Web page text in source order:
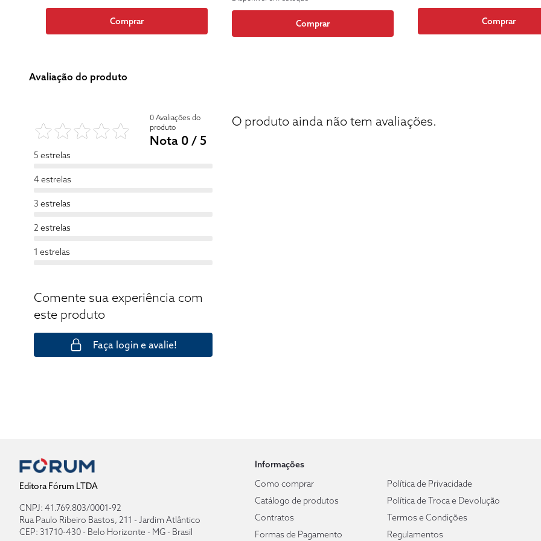
Comprar Comprar Comprar
Avaliação do produto
0 Avaliações do
produto
Nota 0 / 5
5 estrelas
4 estrelas
3 estrelas
2 estrelas
1 estrelas
Comente sua experiência com
este produto
Faça login e avalie!
O produto ainda não tem avaliações.
Editora Fórum LTDA
CNPJ: 41.769.803/0001-92
Rua Paulo Ribeiro Bastos, 211 - Jardim Atlântico
CEP: 31710-430 - Belo Horizonte - MG - Brasil
Informações
Como comprar
Catálogo de produtos
Contratos
Formas de Pagamento
Política de Privacidade
Política de Troca e Devolução
Termos e Condições
Regulamentos